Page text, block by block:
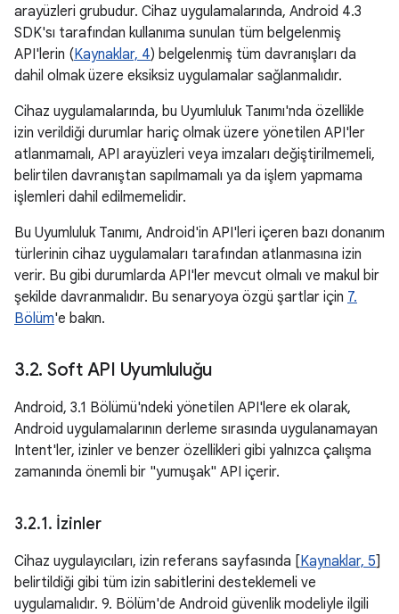
arayüzleri grubudur. Cihaz uygulamalarında, Android 4.3
SDK'sı tarafından kullanıma sunulan tüm belgelenmiş
API'lerin (Kaynaklar, 4) belgelenmiş tüm davranışları da
dahil olmak üzere eksiksiz uygulamalar sağlanmalıdır.
Cihaz uygulamalarında, bu Uyumluluk Tanımı'nda özellikle
izin verildiği durumlar hariç olmak üzere yönetilen API'ler
atlanmamalı, API arayüzleri veya imzaları değiştirilmemeli,
belirtilen davranıştan sapılmamalı ya da işlem yapmama
işlemleri dahil edilmemelidir.
Bu Uyumluluk Tanımı, Android'in API'leri içeren bazı donanım
türlerinin cihaz uygulamaları tarafından atlanmasına izin
verir. Bu gibi durumlarda API'ler mevcut olmalı ve makul bir
şekilde davranmalıdır. Bu senaryoya özgü şartlar için 7.
Bölüm'e bakın.
3.2. Soft API Uyumluluğu
Android, 3.1 Bölümü'ndeki yönetilen API'lere ek olarak,
Android uygulamalarının derleme sırasında uygulanamayan
Intent'ler, izinler ve benzer özellikleri gibi yalnızca çalışma
zamanında önemli bir "yumuşak" API içerir.
3.2.1. İzinler
Cihaz uygulayıcıları, izin referans sayfasında [Kaynaklar, 5]
belirtildiği gibi tüm izin sabitlerini desteklemeli ve
uygulamalıdır. 9. Bölüm'de Android güvenlik modeliyle ilgili